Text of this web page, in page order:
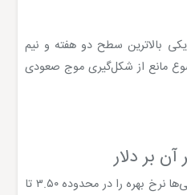
بالاترین سطح دو هفته و نیم
مانع از شکل‌گیری موج صعودی
بر دلار
فدرال رزرو آمریکا مطابق پیش‌بینی‌ها نرخ بهره را در محدوده ۳.۵۰ تا